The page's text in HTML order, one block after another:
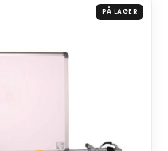
PÅ LAGER